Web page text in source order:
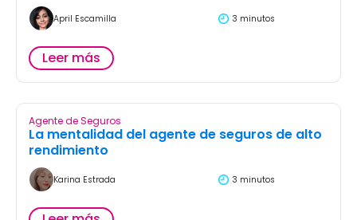
April Escamilla 3 minutos
Leer más
Agente de Seguros
La mentalidad del agente de seguros de alto
rendimiento
Karina Estrada 3 minutos